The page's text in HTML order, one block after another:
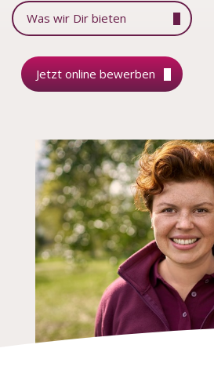
Was wir Dir bieten
Jetzt online bewerben